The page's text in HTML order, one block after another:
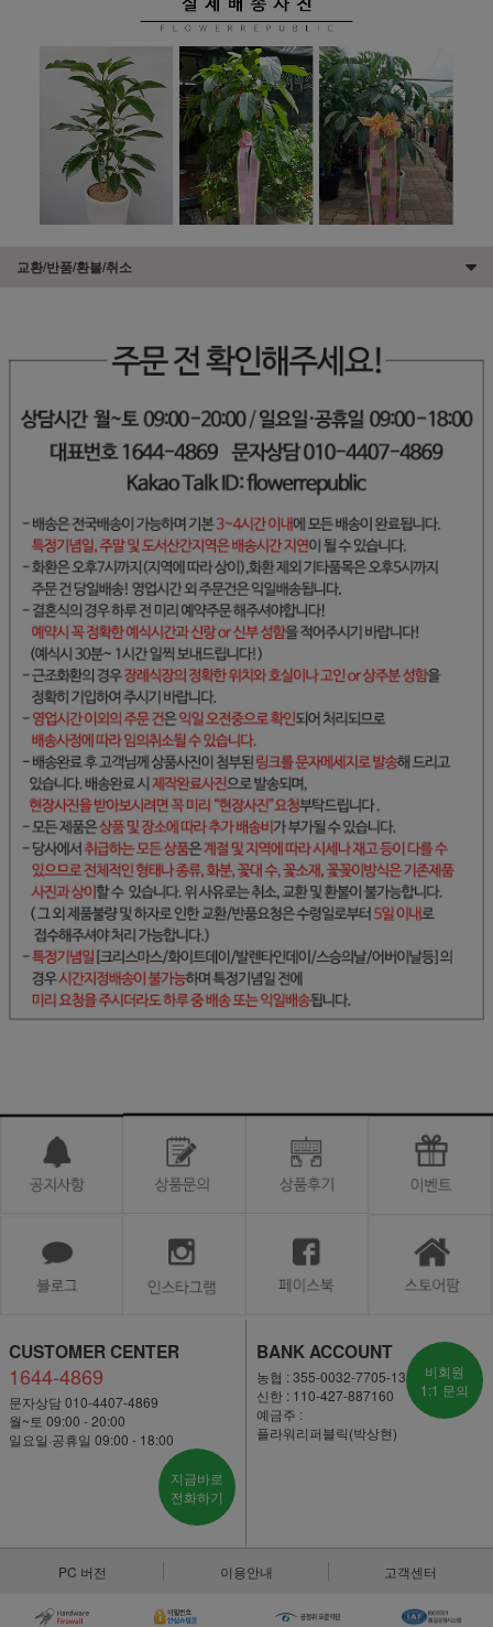
교환/반품/환불/취소
CUSTOMER CENTER
1644-4869
문자상담 010-4407-4869
월~토 09:00 - 20:00
일요일·공휴일 09:00 - 18:00
지금바로
전화하기
BANK ACCOUNT
농협 : 355-0032-7705-13
신한 : 110-427-887160
예금주 :
플라워리퍼블릭(박상현)
비회원
1:1 문의
PC 버전 이용안내 고객센터